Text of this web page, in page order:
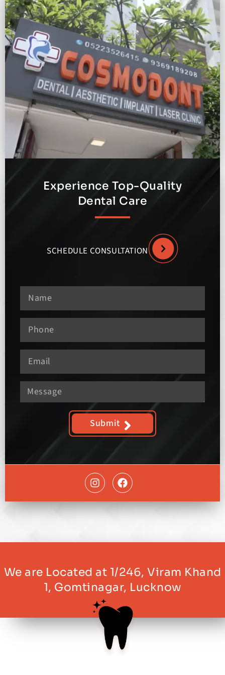
Experience Top-Quality
Dental Care
SCHEDULE CONSULTATION
Submit
We are Located at 1/246, Viram Khand
1, Gomtinagar, Lucknow